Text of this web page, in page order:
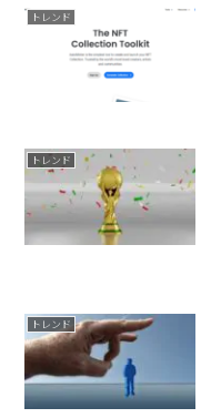
トレンド
トレンド
トレンド